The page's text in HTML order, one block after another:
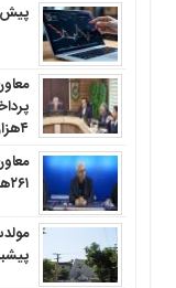
پیش
۴هزار و ۶۵۴ فقره وام ازدواج از ابتدای سال جاری
۲۶۱هزا تن گندم از کشاورزان استان